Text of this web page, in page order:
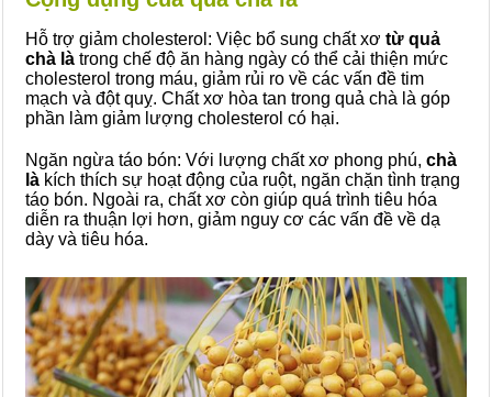
Hỗ trợ giảm cholesterol: Việc bổ sung chất xơ từ quả
chà là trong chế độ ăn hàng ngày có thể cải thiện mức
cholesterol trong máu, giảm rủi ro về các vấn đề tim
mạch và đột quỵ. Chất xơ hòa tan trong quả chà là góp
phần làm giảm lượng cholesterol có hại.
Ngăn ngừa táo bón: Với lượng chất xơ phong phú, chà
là kích thích sự hoạt động của ruột, ngăn chặn tình trạng
táo bón. Ngoài ra, chất xơ còn giúp quá trình tiêu hóa
diễn ra thuận lợi hơn, giảm nguy cơ các vấn đề về dạ
dày và tiêu hóa.